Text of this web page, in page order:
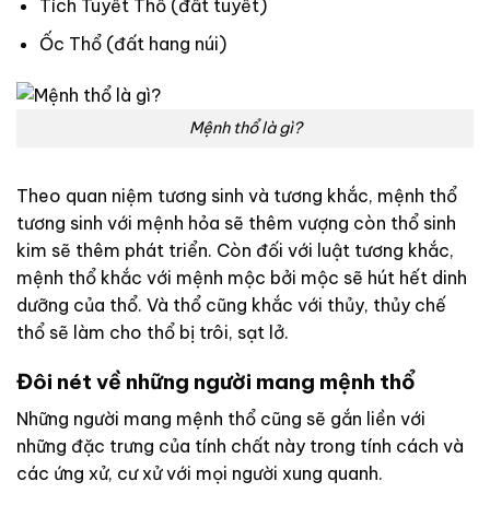
Tích Tuyết Thổ (đất tuyết)
Ốc Thổ (đất hang núi)
Mệnh thổ là gì?
Theo quan niệm tương sinh và tương khắc, mệnh thổ
tương sinh với mệnh hỏa sẽ thêm vượng còn thổ sinh
kim sẽ thêm phát triển. Còn đối với luật tương khắc,
mệnh thổ khắc với mệnh mộc bởi mộc sẽ hút hết dinh
dưỡng của thổ. Và thổ cũng khắc với thủy, thủy chế
thổ sẽ làm cho thổ bị trôi, sạt lở.
Đôi nét về những người mang mệnh thổ
Những người mang mệnh thổ cũng sẽ gắn liền với
những đặc trưng của tính chất này trong tính cách và
các ứng xử, cư xử với mọi người xung quanh.